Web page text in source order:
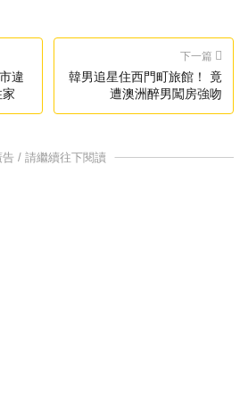
違
下一篇
韓男追星住西門町旅館！ 竟
遭澳洲醉男闖房強吻
告 / 請繼續往下閱讀